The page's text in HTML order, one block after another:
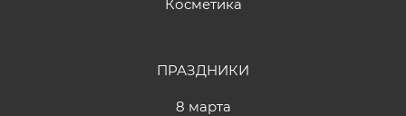
Косметика
ПРАЗДНИКИ
8 марта